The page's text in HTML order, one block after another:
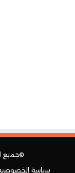
©جميع
سياسة